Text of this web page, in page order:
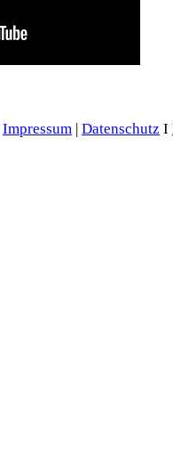
Impressum | Datenschutz I